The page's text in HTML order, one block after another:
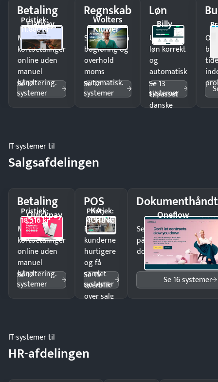
Betaling
Flatpay
Pristjek:
11.880 kr
Modtag
kortbetalinger
online uden
manuel
håndtering.
Se 12
systemer
Regnskab
Wolters
Kluwer
Spar timer på
bogføring og
overhold
moms
automatisk.
Se 12
systemer
Løn
Billy
Udbetal
løn korrekt
og
automatisk
—
tilpasset
danske
Se 13
systemer
IT-systemer til
Salgsafdelingen
Betaling
Quickpay
Pristjek:
18.516 kr
Modtag
kortbetalinger
online uden
manuel
håndtering.
Se 12
systemer
POS
KA-
CHING
Pristjek:
4.548 kr
Ekspedér
kunderne
hurtigere
og få
samlet
overblik
over salg
Se 15
systemer
Oneflow
Send kontrakter til
på minutter og mist
dokumenter.
Se 16 systemer
IT-systemer til
HR-afdelingen